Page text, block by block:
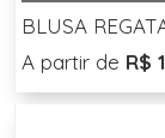
BLUSA
A partir de R$